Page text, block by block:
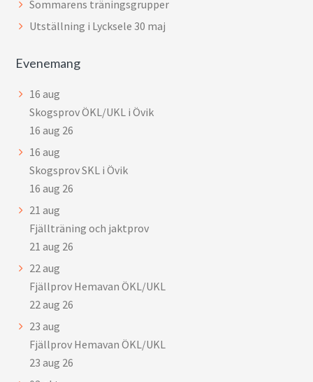
Sommarens träningsgrupper
Utställning i Lycksele 30 maj
Evenemang
16 aug
Skogsprov ÖKL/UKL i Övik
16 aug 26
16 aug
Skogsprov SKL i Övik
16 aug 26
21 aug
Fjällträning och jaktprov
21 aug 26
22aug
Fjällprov Hemavan ÖKL/UKL
22 aug 26
23 aug
Fjällprov Hemavan ÖKL/UKL
23 aug 26